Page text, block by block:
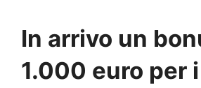
In arrivo un
1.000 euro per i